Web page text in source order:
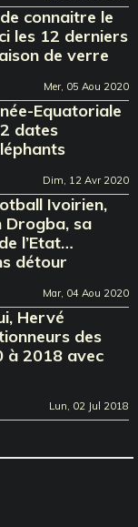
connaitre le
les 12 derniers
de verre
Mer, 05 Aou 2020
Equatoriale
dates
Dim, 12 Avr 2020
Ivoirien,
Drogba, sa
l’Etat…
détour
Mar, 04 Aou 2020
Hervé
des
à 2018 avec
Lun, 02 Jul 2018